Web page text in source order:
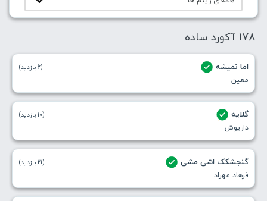
178 آکورد ساده
اما نمیشه
معین
(6 بازدید)
گلایه
داریوش
(10 بازدید)
گنجشکک اشی مشی
فرهاد مهراد
(21 بازدید)